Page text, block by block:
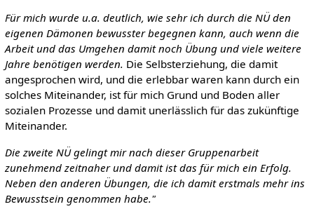
Für mich wurde u.a. deutlich, wie sehr ich durch die NÜ den
eigenen Dämonen bewusster begegnen kann, auch wenn die
Arbeit und das Umgehen damit noch Übung und viele weitere
Jahre benötigen werden. Die Selbsterziehung, die damit
angesprochen wird, und die erlebbar waren kann durch ein
solches Miteinander, ist für mich Grund und Boden aller
sozialen Prozesse und damit unerlässlich für das zukünftige
Miteinander.
Die zweite NÜ gelingt mir nach dieser Gruppenarbeit
zunehmend zeitnaher und damit ist das für mich ein Erfolg.
Neben den anderen Übungen, die ich damit erstmals mehr ins
Bewusstsein genommen habe."